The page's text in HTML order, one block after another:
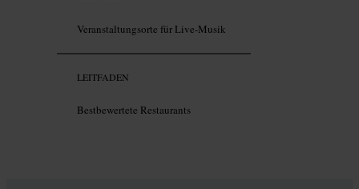
Veranstaltungsorte für Live-Musik
LEITFADEN
Bestbewertete Restaurants